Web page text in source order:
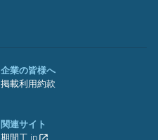
企業の皆様へ
掲載利用約款
関連サイト
期間工.jp